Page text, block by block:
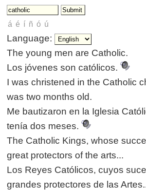
Language:
The young men are Catholic.
Los jóvenes son católicos.
I was christened in the Catholic
was two months old.
Me bautizaron en la Iglesia
tenía dos meses.
The Catholic Kings, whose
great protectors of the arts...
Los Reyes Católicos, cuyos
grandes protectores de las